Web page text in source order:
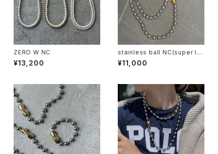
ZERO W NC
¥13,200
stainless ball NC(super lo
ng)
¥11,000